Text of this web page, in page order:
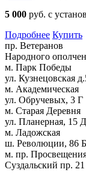
5 000 руб. с
Подробнее Купить
пр. Ветеранов
Народного
м. Парк Победы
ул. Кузнецовская
м. Академическая
ул. Обручевых, 3 Г
м. Старая Деревня
ул. Планерная, 15 Д
м. Ладожская
ш. Революции, 86 Б
м. пр.
Суздальский пр. 21